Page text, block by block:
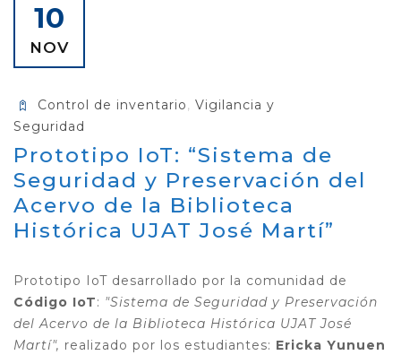
10
NOV
Control de inventario, Vigilancia y
Seguridad
Prototipo IoT: “Sistema de
Seguridad y Preservación del
Acervo de la Biblioteca
Histórica UJAT José Martí”
Prototipo IoT desarrollado por la comunidad de
Código IoT: "Sistema de Seguridad y Preservación
del Acervo de la Biblioteca Histórica UJAT José
Martí", realizado por los estudiantes: Ericka Yunuen